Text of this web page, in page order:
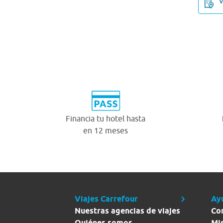
Financia tu hotel hasta
en 12 meses
Viajes Carrefour
Nuestras agencias de viajes